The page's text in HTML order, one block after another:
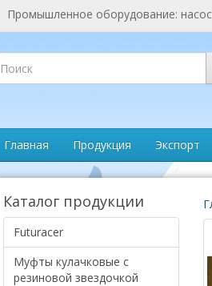
Промышленное оборудование:
Главная Продукция Экспорт
Каталог продукции
Futuracer
Муфты кулачковые с
резиновой звездочкой